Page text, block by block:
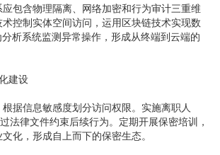
包含物理隔离、网络加密和行为审计三重维
控制实体空间访问，运用区块链技术实现数
析系统监测异常操作，形成从终端到云端的
建设
据信息敏感度划分访问权限。实施离职人
法律文件约束后续行为。定期开展保密培训，
化，形成自上而下的保密生态。